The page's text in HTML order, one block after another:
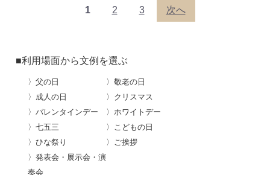
1 2 3 次へ
■利用場面から文例を選ぶ
〉父の日
〉敬老の日
〉成人の日
〉クリスマス
〉バレンタインデー
〉ホワイトデー
〉七五三
〉こどもの日
〉ひな祭り
〉ご挨拶
〉発表会・展示会・演
奏会